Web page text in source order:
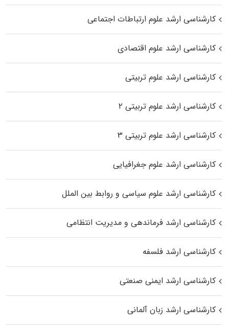
کارشناسی ارشد علوم ارتباطات اجتماعی
کارشناسی ارشد علوم اقتصادی
کارشناسی ارشد علوم تربیتی
کارشناسی ارشد علوم تربیتی ۲
کارشناسی ارشد علوم تربیتی ۳
کارشناسی ارشد علوم جغرافیایی
کارشناسی ارشد علوم سیاسی و روابط بین الملل
کارشناسی ارشد فرماندهی و مدیریت انتظامی
کارشناسی ارشد فلسفه
کارشناسی ارشد ایمنی صنعتی
کارشناسی ارشد زبان آلمانی